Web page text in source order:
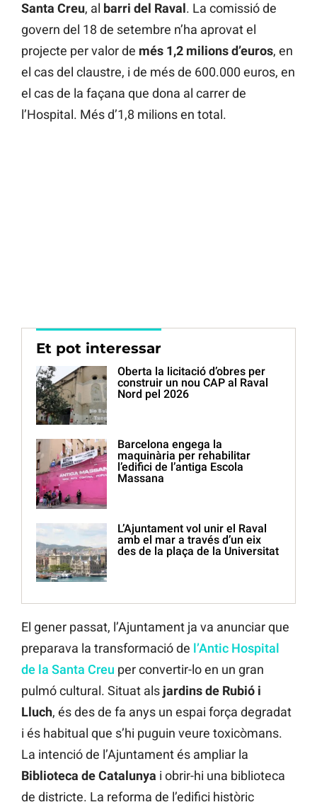
Santa Creu, al barri del Raval. La comissió de
govern del 18 de setembre n’ha aprovat el
projecte per valor de més 1,2 milions d’euros, en
el cas del claustre, i de més de 600.000 euros, en
el cas de la façana que dona al carrer de
l’Hospital. Més d’1,8 milions en total.
Et pot interessar
Oberta la licitació d’obres per
construir un nou CAP al Raval
Nord pel 2026
Barcelona engega la
maquinària per rehabilitar
l’edifici de l’antiga Escola
Massana
L’Ajuntament vol unir el Raval
amb el mar a través d’un eix
des de la plaça de la Universitat
El gener passat, l’Ajuntament ja va anunciar que
preparava la transformació de l’Antic Hospital
de la Santa Creu per convertir-lo en un gran
pulmó cultural. Situat als jardins de Rubió i
Lluch, és des de fa anys un espai força degradat
i és habitual que s’hi puguin veure toxicòmans.
La intenció de l’Ajuntament és ampliar la
Biblioteca de Catalunya i obrir-hi una biblioteca
de districte. La reforma de l’edifici històric